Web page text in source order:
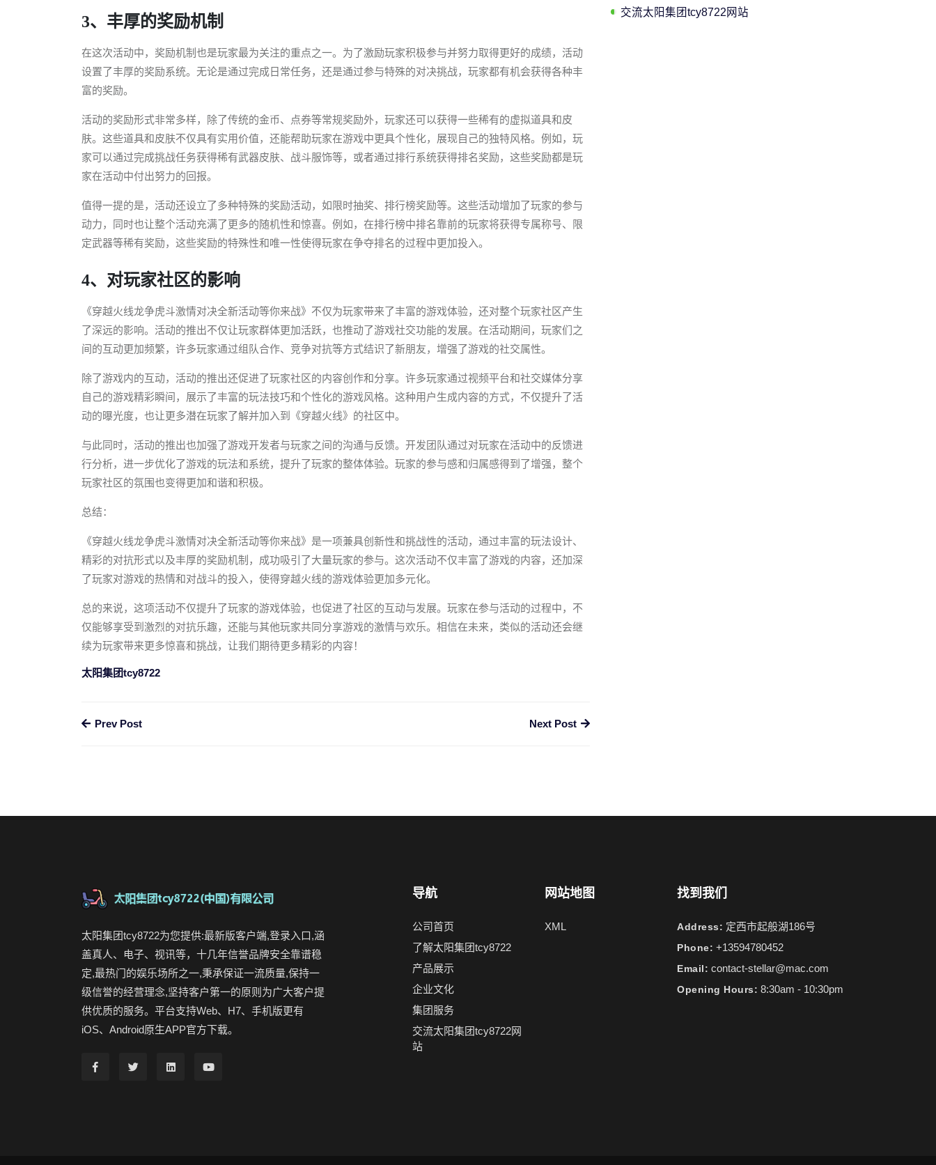
3、丰厚的奖励机制
在这次活动中，奖励机制也是玩家最为关注的重点之一。为了激励玩家积极参与并努力取得更好的成绩，活动
设置了丰厚的奖励系统。无论是通过完成日常任务，还是通过参与特殊的对决挑战，玩家都有机会获得各种丰
富的奖励。
活动的奖励形式非常多样，除了传统的金币、点券等常规奖励外，玩家还可以获得一些稀有的虚拟道具和皮
肤。这些道具和皮肤不仅具有实用价值，还能帮助玩家在游戏中更具个性化，展现自己的独特风格。例如，玩
家可以通过完成挑战任务获得稀有武器皮肤、战斗服饰等，或者通过排行系统获得排名奖励，这些奖励都是玩
家在活动中付出努力的回报。
值得一提的是，活动还设立了多种特殊的奖励活动，如限时抽奖、排行榜奖励等。这些活动增加了玩家的参与
动力，同时也让整个活动充满了更多的随机性和惊喜。例如，在排行榜中排名靠前的玩家将获得专属称号、限
定武器等稀有奖励，这些奖励的特殊性和唯一性使得玩家在争夺排名的过程中更加投入。
4、对玩家社区的影响
《穿越火线龙争虎斗激情对决全新活动等你来战》不仅为玩家带来了丰富的游戏体验，还对整个玩家社区产生
了深远的影响。活动的推出不仅让玩家群体更加活跃，也推动了游戏社交功能的发展。在活动期间，玩家们之
间的互动更加频繁，许多玩家通过组队合作、竞争对抗等方式结识了新朋友，增强了游戏的社交属性。
除了游戏内的互动，活动的推出还促进了玩家社区的内容创作和分享。许多玩家通过视频平台和社交媒体分享
自己的游戏精彩瞬间，展示了丰富的玩法技巧和个性化的游戏风格。这种用户生成内容的方式，不仅提升了活
动的曝光度，也让更多潜在玩家了解并加入到《穿越火线》的社区中。
与此同时，活动的推出也加强了游戏开发者与玩家之间的沟通与反馈。开发团队通过对玩家在活动中的反馈进
行分析，进一步优化了游戏的玩法和系统，提升了玩家的整体体验。玩家的参与感和归属感得到了增强，整个
玩家社区的氛围也变得更加和谐和积极。
总结：
《穿越火线龙争虎斗激情对决全新活动等你来战》是一项兼具创新性和挑战性的活动，通过丰富的玩法设计、
精彩的对抗形式以及丰厚的奖励机制，成功吸引了大量玩家的参与。这次活动不仅丰富了游戏的内容，还加深
了玩家对游戏的热情和对战斗的投入，使得穿越火线的游戏体验更加多元化。
总的来说，这项活动不仅提升了玩家的游戏体验，也促进了社区的互动与发展。玩家在参与活动的过程中，不
仅能够享受到激烈的对抗乐趣，还能与其他玩家共同分享游戏的激情与欢乐。相信在未来，类似的活动还会继
续为玩家带来更多惊喜和挑战，让我们期待更多精彩的内容！
太阳集团tcy8722
Prev Post Next Post
交流太阳集团tcy8722网站
太阳集团tcy8722为您提供:最新版客户端,登录入口,涵
盖真人、电子、视讯等，十几年信誉品牌安全靠谱稳
定,最热门的娱乐场所之一,秉承保证一流质量,保持一
级信誉的经营理念,坚持客户第一的原则为广大客户提
供优质的服务。平台支持Web、H7、手机版更有
iOS、Android原生APP官方下载。
导航
公司首页
了解太阳集团tcy8722
产品展示
企业文化
集团服务
交流太阳集团tcy8722网
站
网站地图
XML
找到我们
Address: 定西市起般湖186号
Phone: +13594780452
Email: contact-stellar@mac.com
Opening Hours: 8:30am - 10:30pm